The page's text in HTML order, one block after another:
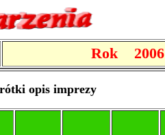
Rok 2006
opis imprezy